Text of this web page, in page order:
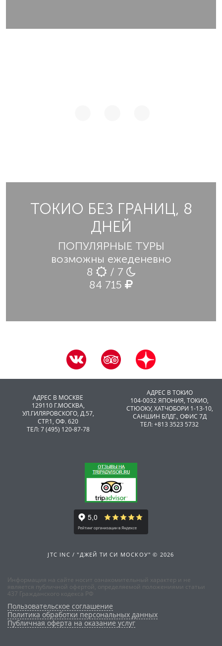
ТОКИО БЕЗ ГРАНИЦ, 8
ДНЕЙ
ПОПУЛЯРНЫЕ ТУРЫ
возможны ежеденевно
8
/ 7
84 715
АДРЕС В МОСКВЕ
129110 Г.МОСКВА,
УЛ.ГИЛЯРОВСКОГО, Д.57,
СТР.1, ОФ. 620
ТЕЛ: 7 (495) 120-87-78
АДРЕС В ТОКИО
104-0032 ЯПОНИЯ, ТОКИО,
CТЮОКУ, ХАТЧОБОРИ 1-13-10,
САНШИН БЛДГ., ОФИС 7Д
ТЕЛ: +813 3523 5732
JTC INC / "ДЖЕЙ ТИ СИ МОСКОУ" © 2026
Информация на сайте носит ознакомительный характер и не
является публичной офертой, определяемой положениями статьи
437 Гражданского кодекса РФ
Пользовательское соглашение
Политика обработки персональных данных
Публичная оферта на оказание услуг